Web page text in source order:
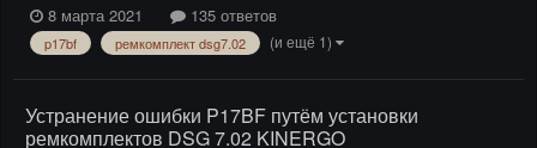
8 марта 2021
135 ответов
p17bf ремкомплект dsg7.02 (и ещё 1)
Устранение ошибки P17BF путём установки
ремкомплектов DSG 7.02 KINERGO